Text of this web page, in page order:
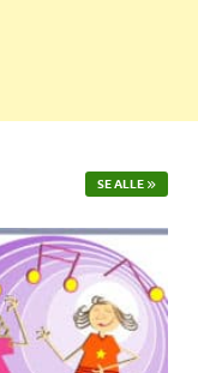
SE ALLE